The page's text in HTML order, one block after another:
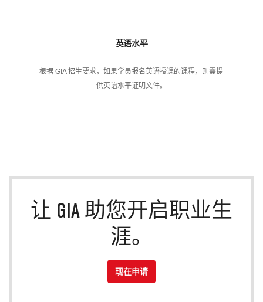
英语水平
根据 GIA 招生要求，如果学员报名英语授课的课程，则需提
供英语水平证明文件。
让 GIA 助您开启职业生
涯。
现在申请